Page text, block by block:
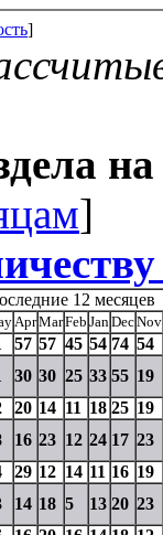
]
]
12 месяцев
AprMarFeb Jan DecNov
57 57 45 54 74 54
30 30 25 33 55 19
20 14 11 18 25 19
16 23 12 24 17 23
29 12 14 11 16 19
14 18 5 13 20 23